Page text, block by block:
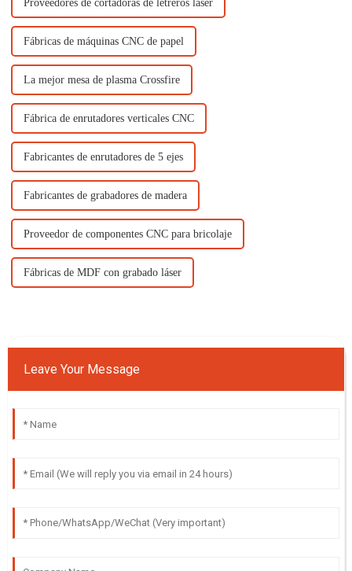
Proveedores de cortadoras de letreros láser
Fábricas de máquinas CNC de papel
La mejor mesa de plasma Crossfire
Fábrica de enrutadores verticales CNC
Fabricantes de enrutadores de 5 ejes
Fabricantes de grabadores de madera
Proveedor de componentes CNC para bricolaje
Fábricas de MDF con grabado láser
Leave Your Message